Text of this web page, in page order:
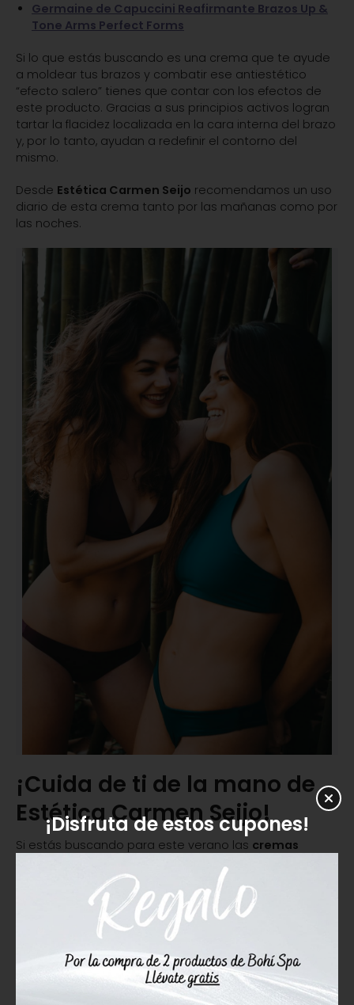
Germaine de Capuccini Reafirmante Brazos Up &
Tone Arms Perfect Forms
Si lo que estás buscando es una crema que te ayude
a moldear tus brazos y combatir ese antiestético
“efecto salero” tienes que contar con los efectos de
este producto. Gracias a sus principios activos logran
tartar la flacidez localizada en la cara interna del brazo
y, por lo tanto, ayudan a redefinir el contorno del
mismo.
Desde Estética Carmen Seijo recomendamos un uso
diario de esta crema tanto por las mañanas como por
las noches.
¡Cuida de ti de la mano de
Estética Carmen Seijo!
Si estás buscando para este verano las cremas
tu mejor silueta en los días de playa y en los diferentes
eventos no dudes en visitar nuestra
tienda online de
en la que contamos productos de las
mejores firmas del sector a precios increíbles.
Además, si tienes dudas sobre la crema o el producto
que mejor se adapta a ti y a las características de tu
cuerpo no dudes en ponerte en contacto con
¡Disfruta de estos cupones!